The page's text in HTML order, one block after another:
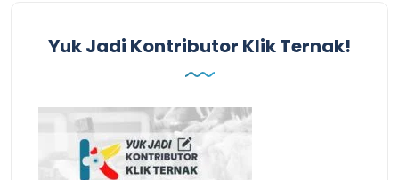
Yuk Jadi Kontributor Klik Ternak!